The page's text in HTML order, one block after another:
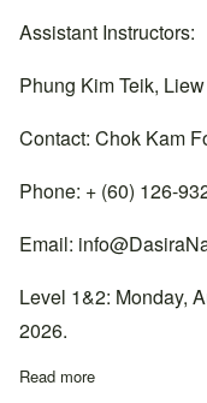
Assistant Instructors:
Phung Kim Teik,
Contact: Chok Kam
Phone: + (60) 126-
Email:
Level 1&2: Monday,
2026.
Read more